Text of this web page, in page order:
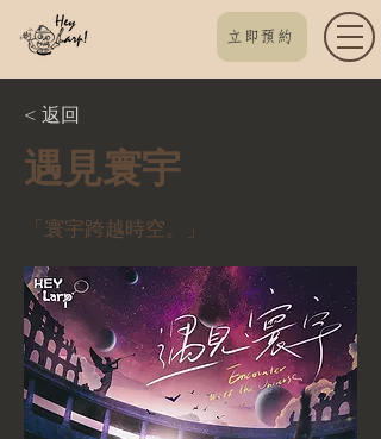
立即預約
< 返回
遇見寰宇
「寰宇跨越時空。」